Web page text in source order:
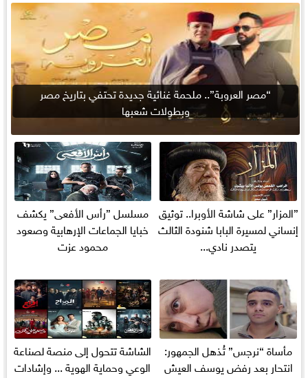
“مصر العروبة”.. ملحمة غنائية جديدة تحتفي بتاريخ مصر
وبطولات شعبها
”المزار” على شاشة الأوبرا.. توثيق
إنساني لمسيرة البابا شنودة الثالث
يتصدر نادي...
مسلسل ”رأس الأفعى” يكشف
خبايا الجماعات الإرهابية وصعود
محمود عزت
مأساة “نرجس” تُذهل الجمهور:
انتحار بعد رفض يوسف العيش
الشاشة تتحول إلى منصة لصناعة
الوعي وحماية الهوية ... وإشادات